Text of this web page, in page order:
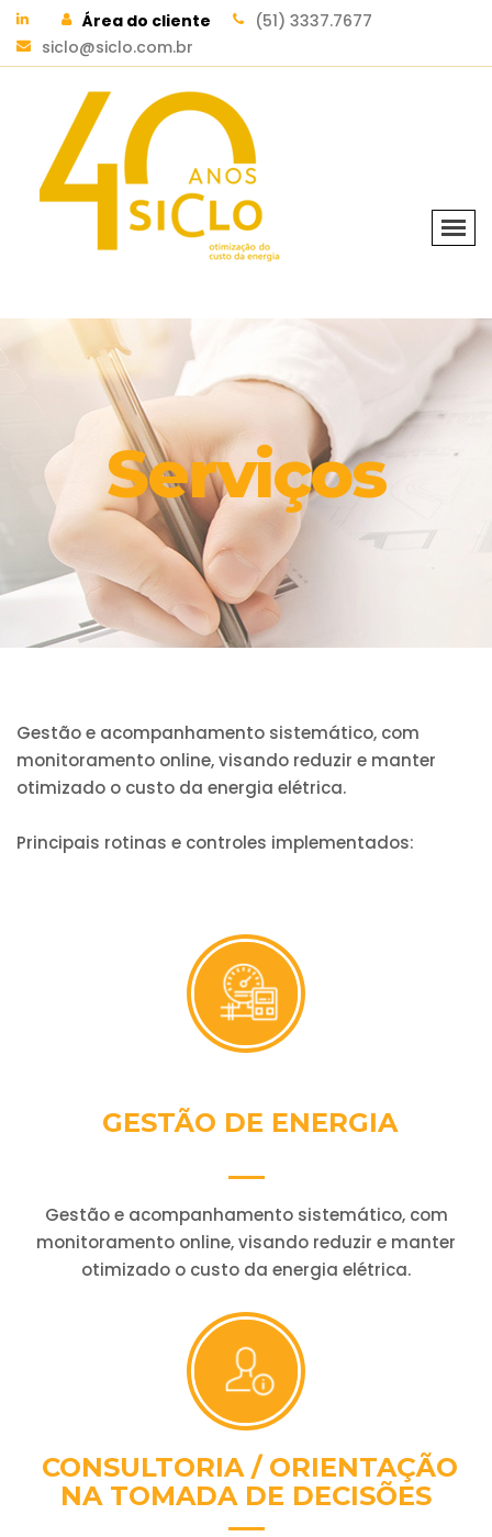
Área do cliente
(51) 3337.7677
siclo@siclo.com.br
Serviços
Gestão e acompanhamento sistemático, com
monitoramento online, visando reduzir e manter
otimizado o custo da energia elétrica.
Principais rotinas e controles implementados:
GESTÃO DE ENERGIA
Gestão e acompanhamento sistemático, com
monitoramento online, visando reduzir e manter
otimizado o custo da energia elétrica.
CONSULTORIA / ORIENTAÇÃO
NA TOMADA DE DECISÕES